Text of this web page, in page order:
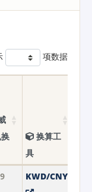
项数据
换算工
具
KWD/CNY